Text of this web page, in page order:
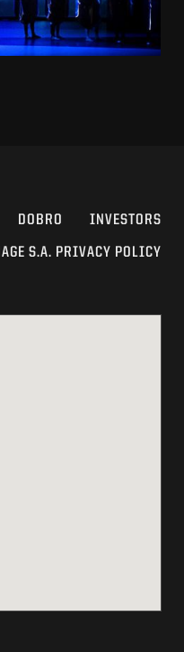
DOBRO INVESTORS
S.A. PRIVACY POLICY